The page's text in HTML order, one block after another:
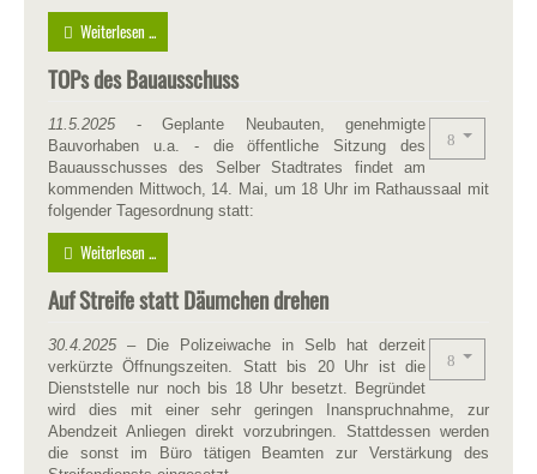
Weiterlesen ...
TOPs des Bauausschuss
11.5.2025 - Geplante Neubauten, genehmigte
Bauvorhaben u.a. - die öffentliche Sitzung des
Bauausschusses des Selber Stadtrates findet am
kommenden Mittwoch, 14. Mai, um 18 Uhr im Rathaussaal mit
folgender Tagesordnung statt:
Weiterlesen ...
Auf Streife statt Däumchen drehen
30.4.2025 – Die Polizeiwache in Selb hat derzeit
verkürzte Öffnungszeiten. Statt bis 20 Uhr ist die
Dienststelle nur noch bis 18 Uhr besetzt. Begründet
wird dies mit einer sehr geringen Inanspruchnahme, zur
Abendzeit Anliegen direkt vorzubringen. Stattdessen werden
die sonst im Büro tätigen Beamten zur Verstärkung des